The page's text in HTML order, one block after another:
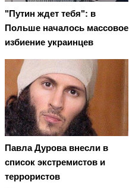
"Путин ждет тебя": в
Польше началось массовое
избиение украинцев
Павла Дурова внесли в
список экстремистов и
террористов